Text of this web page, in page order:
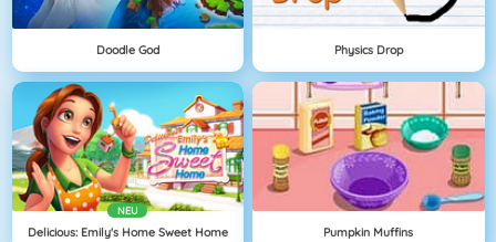
Doodle God Physics Drop
NEU
Delicious: Emily's Home Sweet Home Pumpkin Muffins